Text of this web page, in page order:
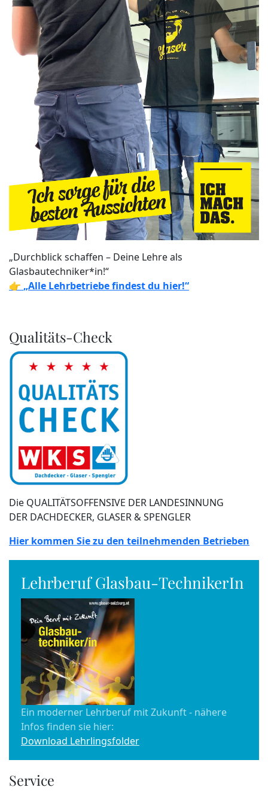
„Durchblick schaffen – Deine Lehre als
Glasbautechniker*in!“
👉 „Alle Lehrbetriebe findest du hier!“
Qualitäts-Check
Die QUALITÄTSOFFENSIVE DER LANDESINNUNG
DER DACHDECKER, GLASER & SPENGLER
Hier kommen Sie zu den teilnehmenden Betrieben
Lehrberuf Glasbau-TechnikerIn
Ein moderner Lehrberuf mit Zukunft - nähere
Infos finden sie hier:
Download Lehrlingsfolder
Service